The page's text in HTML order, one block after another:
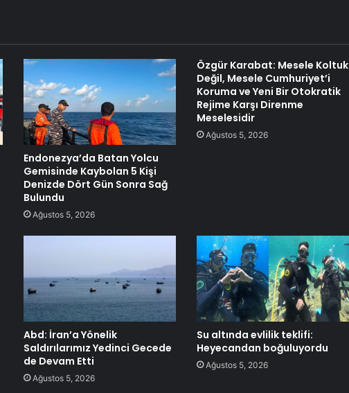
Endonezya’da Batan Yolcu
Gemisinde Kaybolan 5 Kişi
Denizde Dört Gün Sonra Sağ
Bulundu
Ağustos 5, 2026
Özgür Karabat: Mesele Koltuk
Değil, Mesele Cumhuriyet’i
Koruma ve Yeni Bir Otokratik
Rejime Karşı Direnme
Meselesidir
Ağustos 5, 2026
Abd: İran’a Yönelik
Saldırılarımız Yedinci Gecede
de Devam Etti
Ağustos 5, 2026
Su altında evlilik teklifi:
Heyecandan boğuluyordu
Ağustos 5, 2026